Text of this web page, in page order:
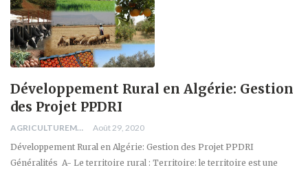
Développement Rural en Algérie: Gestion
des Projet PPDRI
AGRICULTUREMONO
Août 29, 2020
Développement Rural en Algérie: Gestion des Projet PPDRI
Généralités A- Le territoire rural : Territoire: le territoire est une